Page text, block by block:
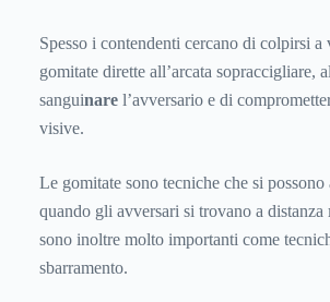
Spesso i contendenti cercano di colpirsi a
gomitate dirette all’arcata sopraccigliare,
sanguinare l’avversario e di
visive.
Le gomitate sono tecniche che si
quando gli avversari si trovano a distanza
sono inoltre molto importanti come
sbarramento.